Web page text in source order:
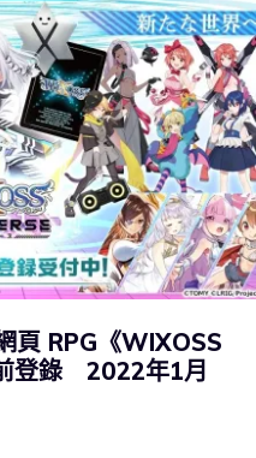
頁 RPG《WIXOSS
登錄 2022年1月